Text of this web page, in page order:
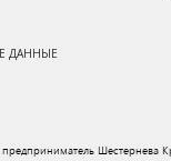
ДАННЫЕ
Шестернева